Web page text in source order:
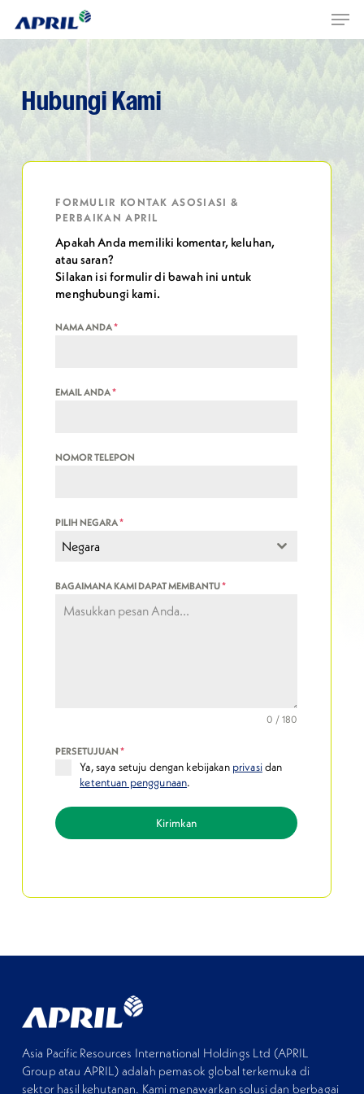
HubungiKami
FORMULIR KONTAK ASOSIASI &
PERBAIKAN APRIL
Apakah Anda memiliki komentar, keluhan,
atau saran?
Silakan isi formulir di bawah ini untuk
menghubungi kami.
NAMA ANDA*
EMAIL ANDA*
NOMOR TELEPON
PILIH NEGARA*
Negara
BAGAIMANA KAMI DAPAT MEMBANTU*
0 / 180
PERSETUJUAN*
Ya, saya setuju dengan kebijakan privasidan
ketentuan penggunaan.
Kirimkan
Asia Pacific Resources International Holdings Ltd (APRIL
Group atau APRIL) adalah pemasok global terkemuka di
sektor hasil kehutanan. Kami menawarkan solusi dan berbagai